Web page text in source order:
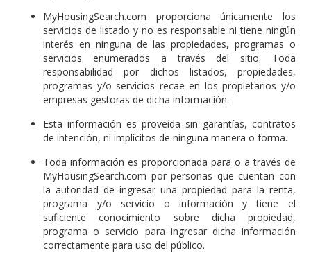
MyHousingSearch.com proporciona únicamente los
servicios de listado y no es responsable ni tiene ningún
interés en ninguna de las propiedades, programas o
servicios enumerados a través del sitio. Toda
responsabilidad por dichos listados, propiedades,
programas y/o servicios recae en los propietarios y/o
empresas gestoras de dicha información.
Esta información es proveída sin garantías, contratos
de intención, ni implícitos de ninguna manera o forma.
Toda información es proporcionada para o a través de
MyHousingSearch.com por personas que cuentan con
la autoridad de ingresar una propiedad para la renta,
programa y/o servicio o información y tiene el
suficiente conocimiento sobre dicha propiedad,
programa o servicio para ingresar dicha información
correctamente para uso del público.